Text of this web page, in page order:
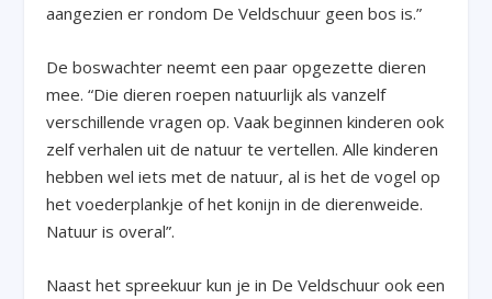
aangezien er rondom De Veldschuur geen bos is.”
De boswachter neemt een paar opgezette dieren
mee. “Die dieren roepen natuurlijk als vanzelf
verschillende vragen op. Vaak beginnen kinderen ook
zelf verhalen uit de natuur te vertellen. Alle kinderen
hebben wel iets met de natuur, al is het de vogel op
het voederplankje of het konijn in de dierenweide.
Natuur is overal”.
Naast het spreekuur kun je in De Veldschuur ook een